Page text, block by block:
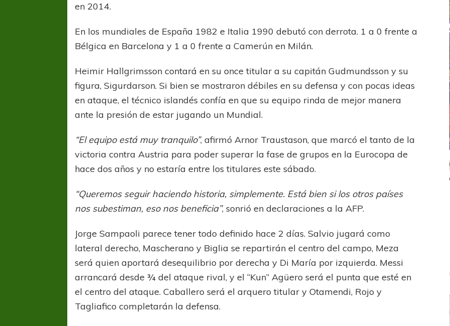
en 2014.
En los mundiales de España 1982 e Italia 1990 debutó con derrota. 1 a 0 frente a
Bélgica en Barcelona y 1 a 0 frente a Camerún en Milán.
Heimir Hallgrimsson contará en su once titular a su capitán Gudmundsson y su
figura, Sigurdarson. Si bien se mostraron débiles en su defensa y con pocas ideas
en ataque, el técnico islandés confía en que su equipo rinda de mejor manera
ante la presión de estar jugando un Mundial.
“El equipo está muy tranquilo”, afirmó Arnor Traustason, que marcó el tanto de la
victoria contra Austria para poder superar la fase de grupos en la Eurocopa de
hace dos años y no estaría entre los titulares este sábado.
“Queremos seguir haciendo historia, simplemente. Está bien si los otros países
nos subestiman, eso nos beneficia”, sonrió en declaraciones a la AFP.
Jorge Sampaoli parece tener todo definido hace 2 días. Salvio jugará como
lateral derecho, Mascherano y Biglia se repartirán el centro del campo, Meza
será quien aportará desequilibrio por derecha y Di María por izquierda. Messi
arrancará desde ¾ del ataque rival, y el “Kun” Agüero será el punta que esté en
el centro del ataque. Caballero será el arquero titular y Otamendi, Rojo y
Tagliafico completarán la defensa.
COPA SUDAMERICANA TIGRE
Octavos de Final
COPA SUDAMERICANA LANÚS